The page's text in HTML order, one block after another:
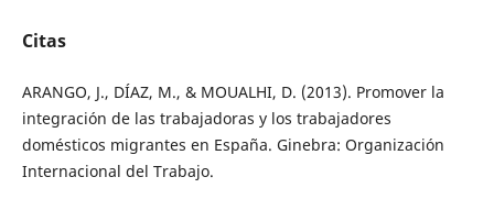
Citas
ARANGO, J., DÍAZ, M., & MOUALHI, D. (2013). Promover la
integración de las trabajadoras y los trabajadores
domésticos migrantes en España. Ginebra: Organización
Internacional del Trabajo.